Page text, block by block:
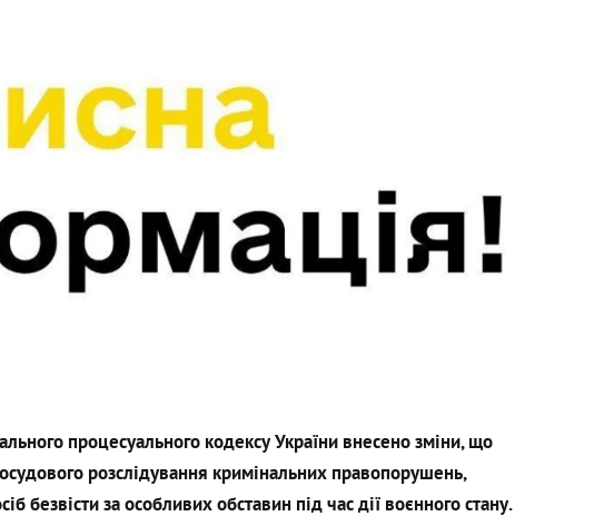
процесуального кодексу України внесено зміни, що
розслідування кримінальних правопорушень,
безвісти за особливих обставин під час дії воєнного стану.